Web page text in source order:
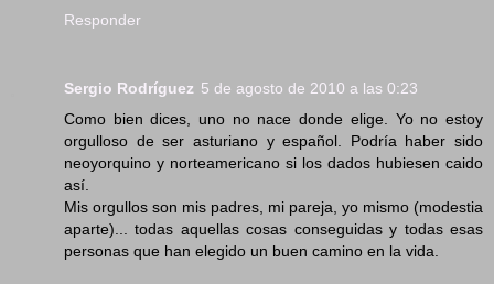
Responder
Sergio Rodríguez 5 de agosto de 2010 a las 0:23
Como bien dices, uno no nace donde elige. Yo no estoy
orgulloso de ser asturiano y español. Podría haber sido
neoyorquino y norteamericano si los dados hubiesen caido
así.
Mis orgullos son mis padres, mi pareja, yo mismo (modestia
aparte)... todas aquellas cosas conseguidas y todas esas
personas que han elegido un buen camino en la vida.